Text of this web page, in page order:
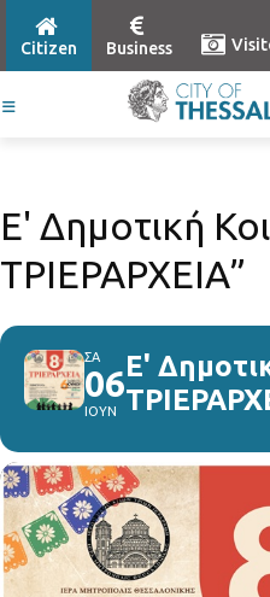
Citizen Business
Ε' Δημοτική
ΤΡΙΕΡΑΡΧΕΙΑ”
ΣΑ
06
ΙΟΥΝ
Ε'